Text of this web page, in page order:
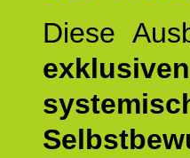
Diese